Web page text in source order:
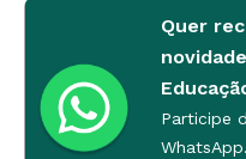
hidrelétricas),
consumo e o uso
podem ser
sustentável.
Quer
Participe
WhatsApp.